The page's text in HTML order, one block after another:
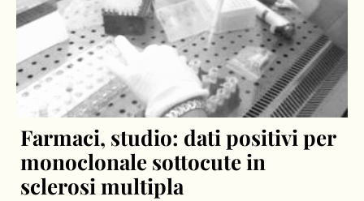
Farmaci, studio: dati positivi per
monoclonale sottocute in
sclerosi multipla